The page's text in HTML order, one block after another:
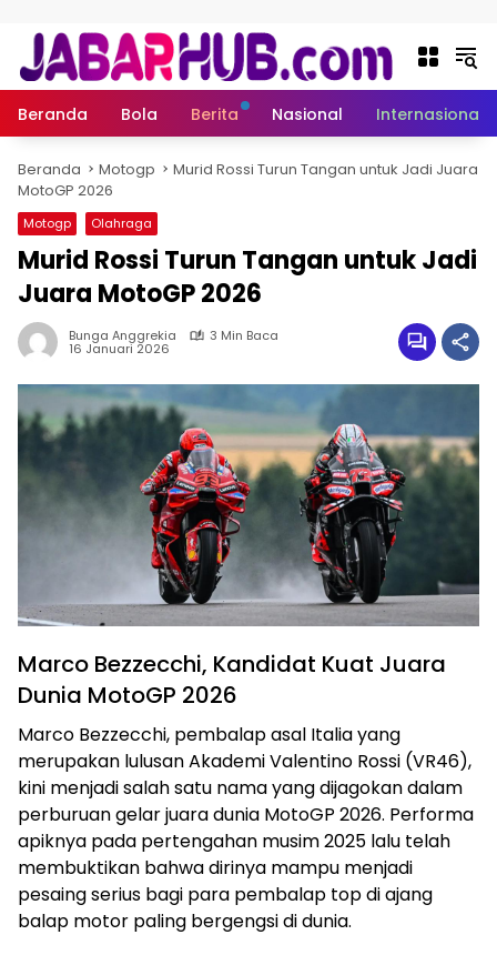
Beranda Bola Berita Nasional Internasional
Beranda Motogp
Murid Rossi Turun Tangan untuk Jadi Juara
MotoGP 2026
Motogp Olahraga
Murid Rossi Turun Tangan untuk Jadi
Juara MotoGP 2026
Bunga Anggrekia 3 Min Baca
16 Januari 2026
Marco Bezzecchi, Kandidat Kuat Juara
Dunia MotoGP 2026
Marco Bezzecchi, pembalap asal Italia yang
merupakan lulusan Akademi Valentino Rossi (VR46),
kini menjadi salah satu nama yang dijagokan dalam
perburuan gelar juara dunia MotoGP 2026. Performa
apiknya pada pertengahan musim 2025 lalu telah
membuktikan bahwa dirinya mampu menjadi
pesaing serius bagi para pembalap top di ajang
balap motor paling bergengsi di dunia.